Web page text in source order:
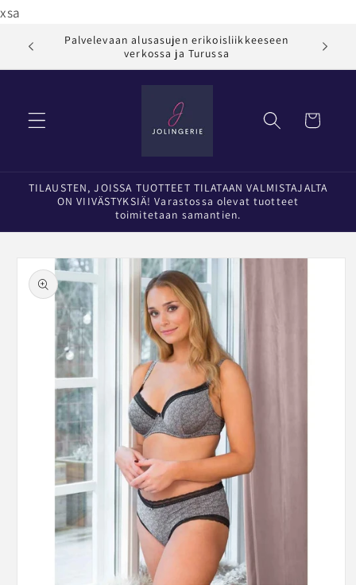
xsa
sisältöönPalvelevaan alusasujen erikoisliikkeeseen
verkossa ja Turussa
Ostoskori
TILAUSTEN, JOISSA TUOTTEET TILATAAN VALMISTAJALTA
ON VIIVÄSTYKSIÄ! Varastossa olevat tuotteet
toimitetaan samantien.
Siirry
tuotetietoihin